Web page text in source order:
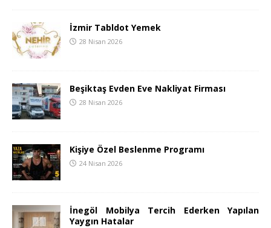
İzmir Tabldot Yemek
28 Nisan 2026
Beşiktaş Evden Eve Nakliyat Firması
28 Nisan 2026
Kişiye Özel Beslenme Programı
24 Nisan 2026
İnegöl Mobilya Tercih Ederken Yapılan
Yaygın Hatalar